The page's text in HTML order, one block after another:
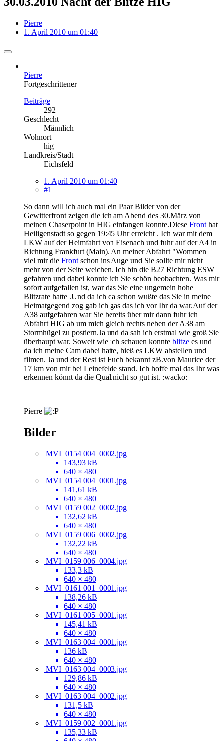
Pierre
1. April 2010 um 01:40
Pierre
Fortgeschrittener
Beiträge
292
Geschlecht
Männlich
Wohnort
hig
Landkreis/Stadt
Eichsfeld
1. April 2010 um 01:40
#1
So dann will ich auch mal ein Paar Bilder von der
Gewitterfront zeigen die ich am Abend des 30.März von
meinen Chaserpoint in HIG einfangen konnte.Diese Front hat
Heiligenstadt so gegen 19:45 Uhr erreicht . Ich war mit dem
LKW auf der Heimfahrt von Eisenach und fuhr auf der A4 in
Richtung Frankfurt (Main). An meiner Abfahrt "Wommen
viel mir die Front schon ins Auge und Sie sollte mir nicht
mehr von der Seite weichen. Ich bin die B27 Richtung ESW
gefahren und dabei konnte ich Sie schön beobachten. Was mir
sofort aufgefallen ist, war das Sie eine ungemein hohe
Blitzrate hatte .Und da ich da schon wußte das Sie in meine
Heimatgegend zog gab ich gas das ich vor Ihr da war.Auf der
A38 aufgefahren war Sie bereits über mir dann fuhr ich
Abfahrt HIG ab um mich gleich rechts neben der A38 am
Stormhügel zu postiern.Ja und da sah ich erstmal wie groß Sie
überhaupt war. Soweit wie ich schauen konnte blitze es und
da ich meine Cam dabei hatte, hieß es LKW abstellen und
filmen. Ja und der Rest ist Euch bekannt zB.von Maurice der
17 km von mir bei Leinefelde stand. Ich hoffe mal das Ihr was
erkennen könnt da die Qual.nicht so gut ist. :wacko:
Pierre
Bilder
MVI_0154 004_0002.jpg
143,93 kB
640 × 480
MVI_0154 004_0001.jpg
141,61 kB
640 × 480
MVI_0159 002_0002.jpg
132,62 kB
640 × 480
MVI_0159 006_0002.jpg
132,22 kB
640 × 480
MVI_0159 006_0004.jpg
133,3 kB
640 × 480
MVI_0161 001_0001.jpg
138,26 kB
640 × 480
MVI_0161 005_0001.jpg
145,41 kB
640 × 480
MVI_0163 004_0001.jpg
136 kB
640 × 480
MVI_0163 004_0003.jpg
129,86 kB
640 × 480
MVI_0163 004_0002.jpg
131,5 kB
640 × 480
MVI_0159 002_0001.jpg
135,33 kB